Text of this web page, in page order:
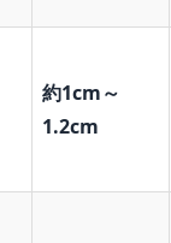
約1cm～
1.2cm